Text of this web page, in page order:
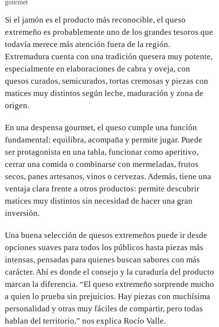
gourmet
Si el jamón es el producto más reconocible, el queso
extremeño es probablemente uno de los grandes tesoros que
todavía merece más atención fuera de la región.
Extremadura cuenta con una tradición quesera muy potente,
especialmente en elaboraciones de cabra y oveja, con
quesos curados, semicurados, tortas cremosas y piezas con
matices muy distintos según leche, maduración y zona de
origen.
En una despensa gourmet, el queso cumple una función
fundamental: equilibra, acompaña y permite jugar. Puede
ser protagonista en una tabla, funcionar como aperitivo,
cerrar una comida o combinarse con mermeladas, frutos
secos, panes artesanos, vinos o cervezas. Además, tiene una
ventaja clara frente a otros productos: permite descubrir
matices muy distintos sin necesidad de hacer una gran
inversión.
Una buena selección de quesos extremeños puede ir desde
opciones suaves para todos los públicos hasta piezas más
intensas, pensadas para quienes buscan sabores con más
carácter. Ahí es donde el consejo y la curaduría del producto
marcan la diferencia. “El queso extremeño sorprende mucho
a quien lo prueba sin prejuicios. Hay piezas con muchísima
personalidad y otras muy fáciles de compartir, pero todas
hablan del territorio,” nos explica Rocío Valle.